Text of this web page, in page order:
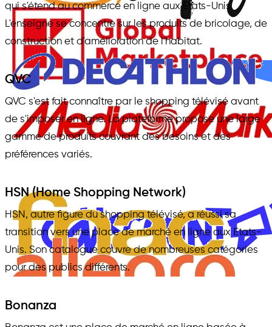
qui s'étend au commerce en ligne aux Etats-Unis.
L'enseigne se concentre sur les produits de bricolage, de
construction et d'amélioration de l'habitat.
QVC
QVC s'est fait connaître par le shopping télévisé avant
de s'imposer en ligne. La plateforme propose une large
gamme de produits couvrant des besoins et des
préférences variés.
HSN (Home Shopping Network)
HSN, autre figure du shopping télévisé, a réussi sa
transition vers une place de marché en ligne aux Etats-
Unis. Son catalogue couvre de nombreuses catégories
pour des publics différents.
Bonanza